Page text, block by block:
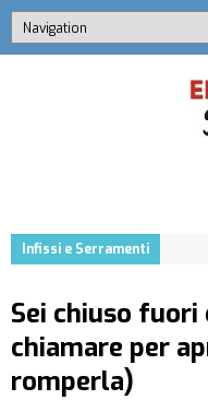
Infissi e Serramenti
Sei chiuso fuori
chiamare per
romperla)